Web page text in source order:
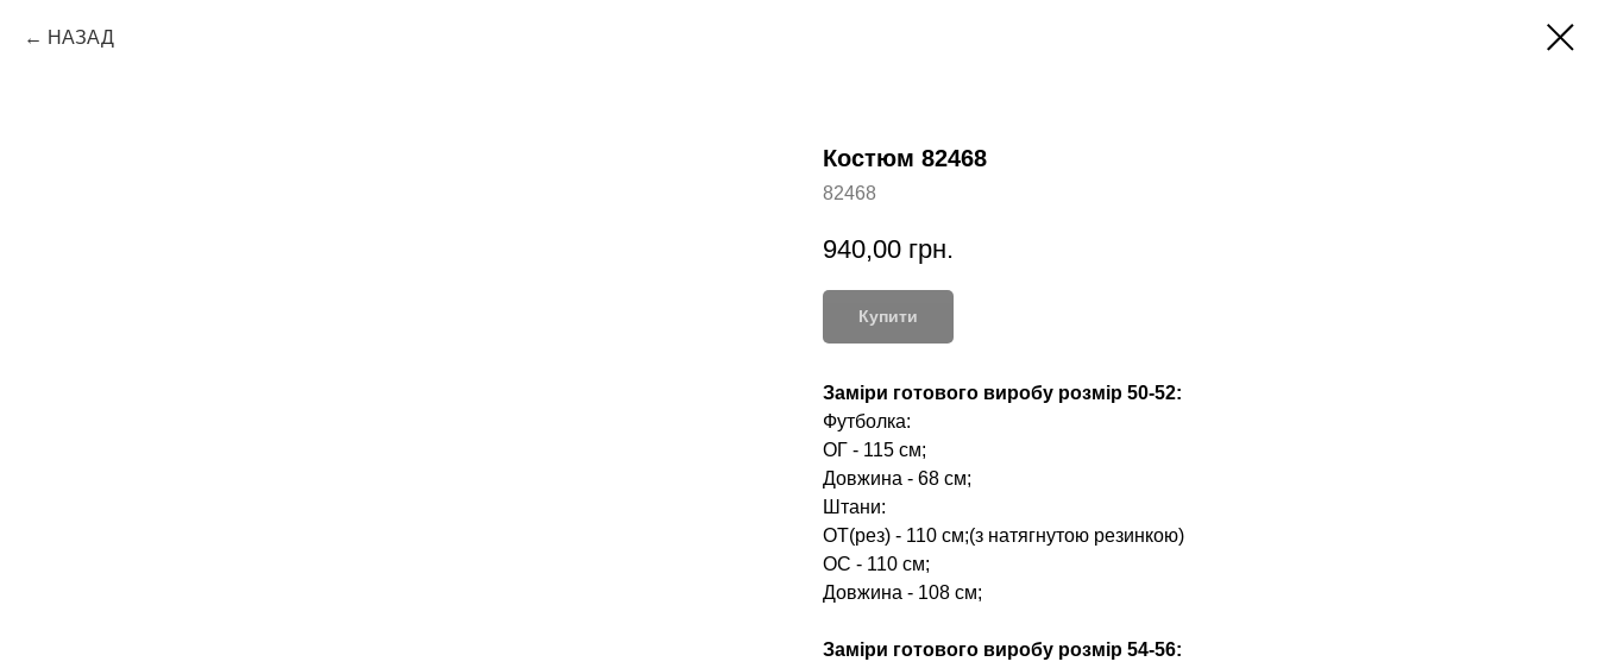
НАЗАД
Костюм 82468
82468
940,00 грн.
Купити
Заміри готового виробу розмір 50-52:
Футболка:
ОГ - 115 см;
Довжина - 68 см;
Штани:
ОТ(рез) - 110 см;(з натягнутою резинкою)
ОС - 110 см;
Довжина - 108 см;
Заміри готового виробу розмір 54-56: